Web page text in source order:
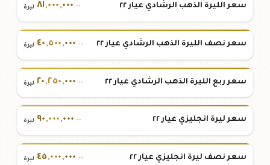
سعر الليرة الذهب الرشادي عيار ٢٢ ٨١,٠٠٠,٠٠٠.٠٠ ليرة
سعر نصف الليرة الذهب الرشادي عيار ٢٢ ٤٠,٥٠٠,٠٠٠.٠٠ ليرة
سعر ربع الليرة الذهب الرشادي عيار ٢٢ ٢٠,٢٥٠,٠٠٠.٠٠ ليرة
سعر ليرة انجليزي عيار ٢٢ ٩٠,٠٠٠,٠٠٠.٠٠ ليرة
سعر نصف ليرة انجليزي عيار ٢٢ ٤٥,٠٠٠,٠٠٠.٠٠ ليرة